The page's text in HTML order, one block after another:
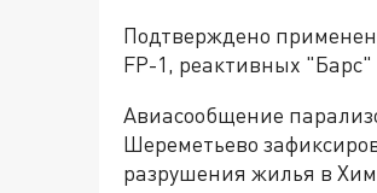
Подтверждено
FP-1, реактивных
Авиасообщение
Шереметьево
разрушения жилья в